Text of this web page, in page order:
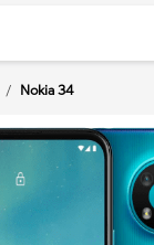
/ Nokia 34